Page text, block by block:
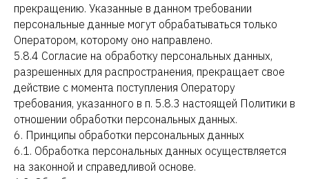
прекращению. Указанные в данном требовании
персональные данные могут обрабатываться только
Оператором, которому оно направлено.
5.8.4 Согласие на обработку персональных данных,
разрешенных для распространения, прекращает свое
действие с момента поступления Оператору
требования, указанного в п. 5.8.3 настоящей Политики в
отношении обработки персональных данных.
6. Принципы обработки персональных данных
6.1. Обработка персональных данных осуществляется
на законной и справедливой основе.